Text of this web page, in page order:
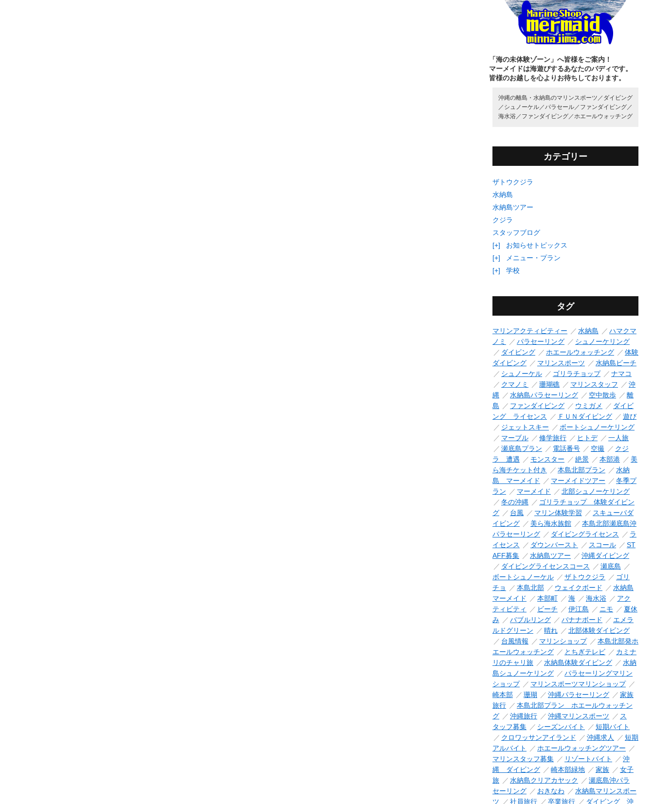
「海の未体験ゾーン」へ皆様をご案内！
マーメイドは海遊びするあなたのバディです。
皆様のお越しを心よりお待ちしております。
沖縄の離島・水納島のマリンスポーツ／ ダイビング
／ シュノーケル／ パラセール／ ファンダイビング／
海水浴／ ファンダイビング／ ホエールウォッチング
カテゴリー
ザトウクジラ
水納島
水納島ツアー
クジラ
スタッフブログ
[+]
お知らせトピックス
[+]
メニュー・プラン
[+]
学校
タグ
マリンアクティビティー 水納島
ハマクマ
ノミ
パラセーリング
シュノーケリング
ダイビング
ホエールウォッチング
体験
ダイビング
マリンスポーツ
水納島ビーチ
シュノーケル
ゴリラチョップ
ナマコ
クマノミ
珊瑚礁 マリンスタッフ
沖
縄
水納島パラセーリング 空中散歩
離
島
ファンダイビング ウミガメ
ダイビ
ング ライセンス
ＦＵＮダイビング
遊び
ジェットスキー
ボートシュノーケリング
マーブル
修学旅行 ヒトデ
一人旅
瀬底島プラン
電話番号 空撮
クジ
ラ 遭遇
モンスター 絶景 本部港
美
ら海チケット付き
本島北部プラン
水納
島 マーメイド
マーメイドツアー
冬季プ
ラン
マーメイド
北部シュノーケリング
冬の沖縄
ゴリラチョップ 体験ダイビン
グ
台風 マリン体験学習
スキューバダ
イビング
美ら海水族館
本島北部瀬底島沖
パラセーリング
ダイビングライセンス
ラ
イセンス
ダウンバースト スコール
ST
AFF募集
水納島ツアー
沖縄ダイビング
ダイビングライセンスコース
瀬底島
ボートシュノーケル
ザトウクジラ
ゴリ
チョ
本島北部 ウェイクボード
水納島
マーメイド
本部町 海 海水浴
アク
ティビティ
ビーチ 伊江島 ニモ
夏休
み
バブルリング バナナボード
エメラ
ルドグリーン
晴れ
北部体験ダイビング
台風情報
マリンショップ
本島北部発ホ
エールウォッチング
とちぎテレビ
カミナ
リのチャリ旅
水納島体験ダイビング
水納
島シュノーケリング
パラセーリングマリン
ショップ
マリンスポーツマリンショップ
崎本部
珊瑚 沖縄パラセーリング
家族
旅行
本島北部プラン ホエールウォッチン
グ
沖縄旅行 沖縄マリンスポーツ
ス
タッフ募集
シーズンバイト
短期バイト
クロワッサンアイランド
沖縄求人
短期
アルバイト
ホエールウォッチングツアー
マリンスタッフ募集
リゾートバイト
沖
縄 ダイビング
崎本部緑地 家族
女子
旅
水納島クリアカヤック
瀬底島沖パラ
セーリング
おきなわ
水納島マリンスポー
ツ
社員旅行 卒業旅行 ダイビング 沖